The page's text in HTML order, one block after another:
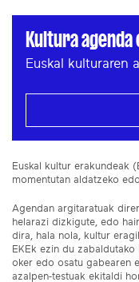
Kultura
Euskal kulturaren
Euskal kultur erakundeak
momentutan aldatzeko
Agendan argitaratuak
helarazi dizkigute, edo
dira, hala nola, kultur
EKEk ezin du
oker edo osatu gabearen
azalpen-testuak ekitaldi